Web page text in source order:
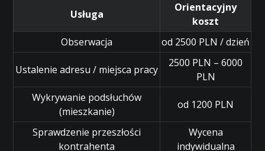
Usługa
Orientacyjny
koszt
Obserwacja
od 2500 PLN / dzień
Ustalenie adresu / miejsca pracy
2500 PLN – 6000
PLN
Wykrywanie podsłuchów
(mieszkanie)
od 1200 PLN
Sprawdzenie przeszłości
kontrahenta
Wycena
indywidualna